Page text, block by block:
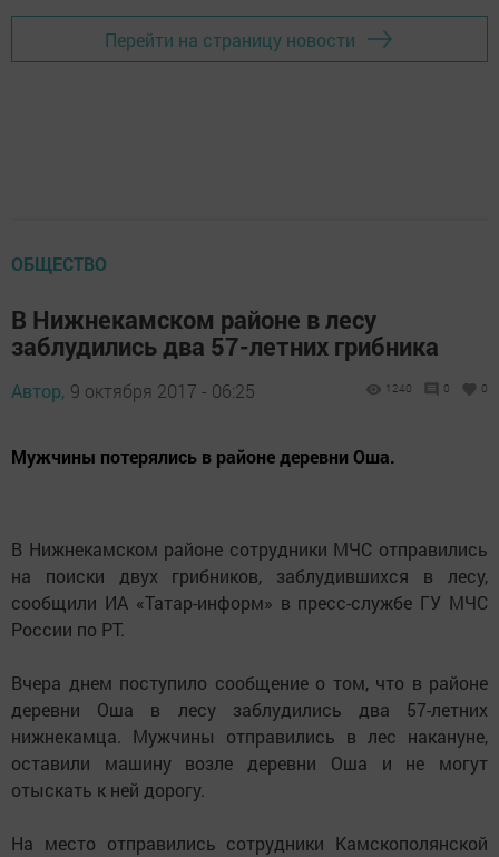
Перейти на страницу новости
ОБЩЕСТВО
В Нижнекамском районе в лесу
заблудились два 57-летних грибника
Автор, 9 октября 2017 - 06:25 1240 0 0
Мужчины потерялись в районе деревни Оша.
В Нижнекамском районе сотрудники МЧС отправились
на поиски двух грибников, заблудившихся в лесу,
сообщили ИА «Татар-информ» в пресс-службе ГУ МЧС
России по РТ.
Вчера днем поступило сообщение о том, что в районе
деревни Оша в лесу заблудились два 57-летних
нижнекамца. Мужчины отправились в лес накануне,
оставили машину возле деревни Оша и не могут
отыскать к ней дорогу.
На место отправились сотрудники Камскополянской